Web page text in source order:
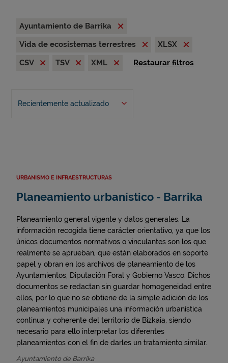
Ayuntamiento de Barrika
Vida de ecosistemas terrestres
XLSX
CSV
TSV XML Restaurar filtros
Recientemente actualizado
URBANISMO E INFRAESTRUCTURAS
Planeamiento urbanístico - Barrika
Planeamiento general vigente y datos generales. La
información recogida tiene carácter orientativo, ya que los
únicos documentos normativos o vinculantes son los que
realmente se aprueban, que están elaborados en soporte
papel y obran en los archivos de planeamiento de los
Ayuntamientos, Diputación Foral y Gobierno Vasco. Dichos
documentos se redactan sin guardar homogeneidad entre
ellos, por lo que no se obtiene de la simple adición de los
planeamientos municipales una información urbanística
continua y coherente del territorio de Bizkaia, siendo
necesario para ello interpretar los diferentes
planeamientos con el fin de darles un tratamiento similar.
Ayuntamiento de Barrika